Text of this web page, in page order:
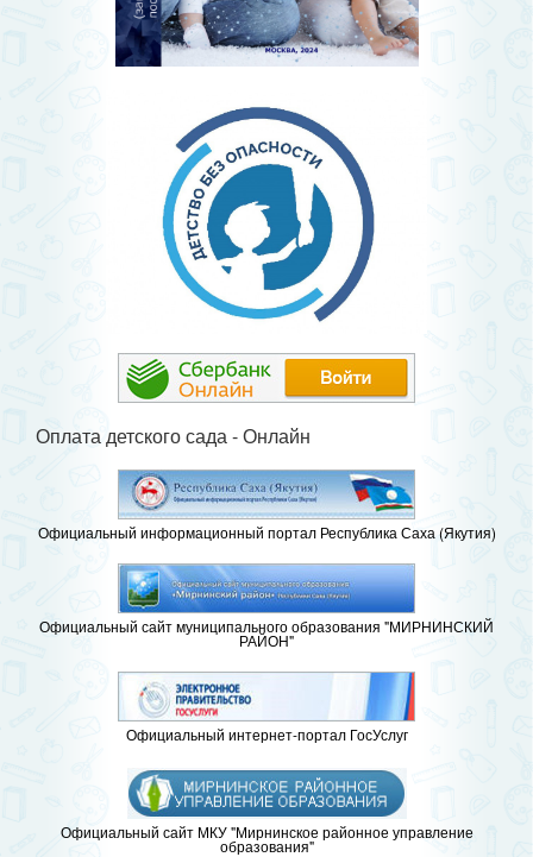
Оплата детского сада - Онлайн
Официальный информационный портал Республика Саха (Якутия)
Официальный сайт муниципального образования "МИРНИНСКИЙ
РАЙОН"
Официальный интернет-портал ГосУслуг
Официальный сайт МКУ "Мирнинское районное управление
образования"